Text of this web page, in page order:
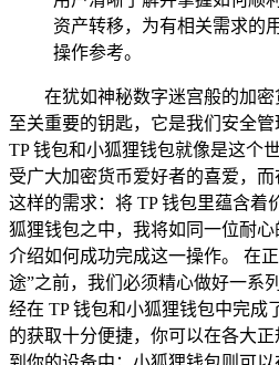
资产转移，为有相关需求的
操作参考。
在犹如神秘数字迷宫般的加
至关重要的钥匙，它是我们安全管
TP 钱包和小狐狸钱包就像是这个
受广大加密货币爱好者的喜爱，
这样的需求：将 TP 钱包里蕴含着
狐狸钱包之中，我将如同一位耐
介绍如何成功完成这一操作。 在
途”之前，我们必须精心做好一系
经在 TP 钱包和小狐狸钱包中完成
的获取十分便捷，你可以在各大